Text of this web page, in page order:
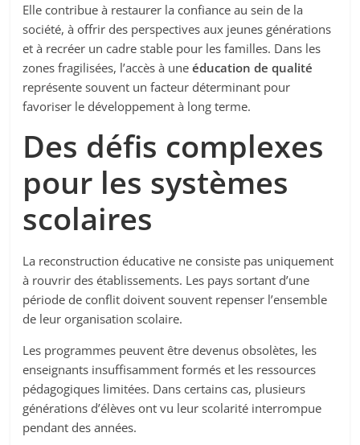
Elle contribue à restaurer la confiance au sein de la
société, à offrir des perspectives aux jeunes générations
et à recréer un cadre stable pour les familles. Dans les
zones fragilisées, l’accès à uneéducation de qualité
représente souvent un facteur déterminant pour
favoriser le développement à long terme.
Des défis complexes
pour les systèmes
scolaires
La reconstruction éducative ne consiste pas uniquement
à rouvrir des établissements. Les pays sortant d’une
période de conflit doivent souvent repenser l’ensemble
de leur organisation scolaire.
Les programmes peuvent être devenus obsolètes, les
enseignants insuffisamment formés et les ressources
pédagogiques limitées. Dans certains cas, plusieurs
générations d’élèves ont vu leur scolarité interrompue
pendant des années.